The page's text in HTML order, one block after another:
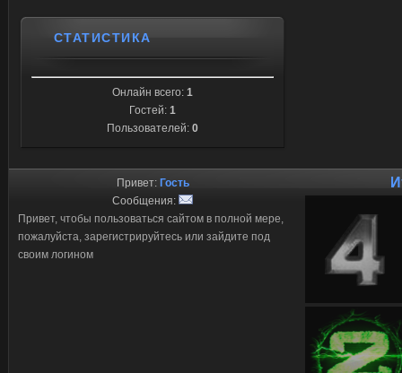
СТАТИСТИКА
Онлайн всего: 1
Гостей: 1
Пользователей: 0
Привет: Гость
Сообщения:
Привет, чтобы пользоваться сайтом в полной мере,
пожалуйста, зарегистрируйтесь или зайдите под
своим логином